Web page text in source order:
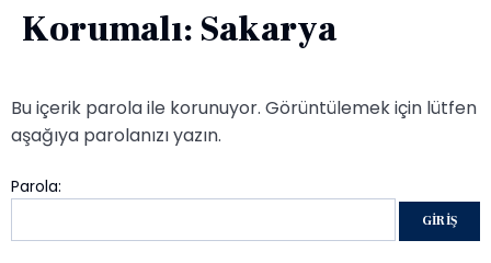
Korumalı: Sakarya
Bu içerik parola ile korunuyor. Görüntülemek için lütfen
aşağıya parolanızı yazın.
Parola: